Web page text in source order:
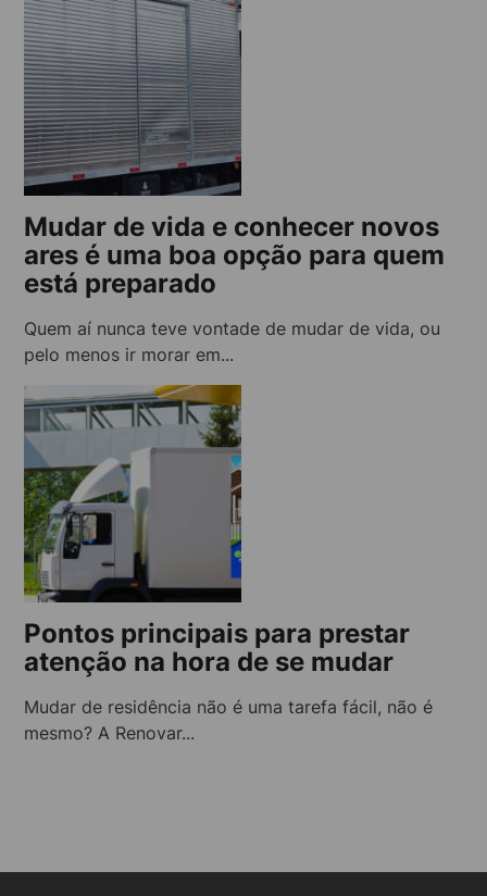
Mudar de vida e conhecer novos
ares é uma boa opção para quem
está preparado
Quem aí nunca teve vontade de mudar de vida, ou
pelo menos ir morar em...
Pontos principais para prestar
atenção na hora de se mudar
Mudar de residência não é uma tarefa fácil, não é
mesmo? A Renovar...